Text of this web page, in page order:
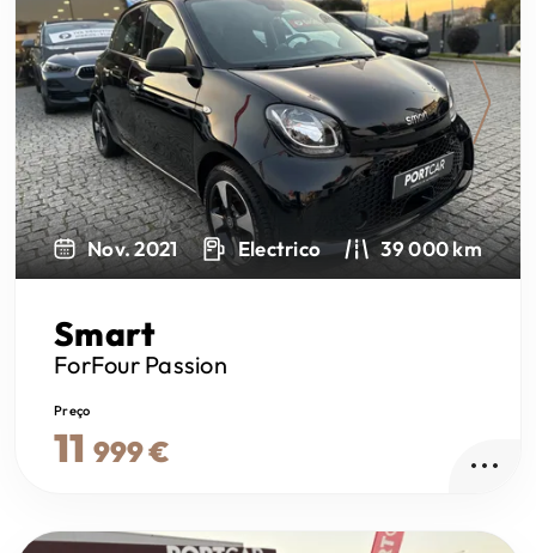
Next
Nov. 2021 Electrico 39 000 km
Smart
ForFour Passion
Preço
11 999 €